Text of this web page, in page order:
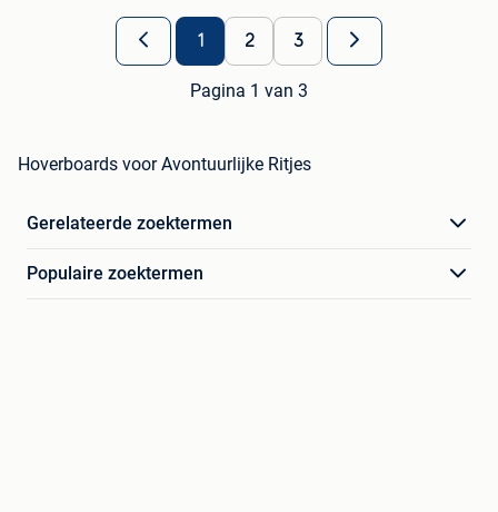
1 2 3
Pagina 1 van 3
Hoverboards voor Avontuurlijke Ritjes
Gerelateerde zoektermen
Populaire zoektermen